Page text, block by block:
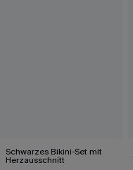
Schwarzes Bikini-Set mit
Herzausschnitt